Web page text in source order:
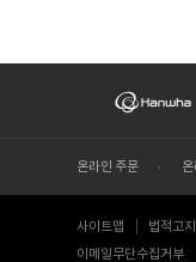
온라인 주문
사이트맵 법적고지
이메일무단수집거부